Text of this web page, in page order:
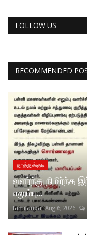
FOLLOW US
RECOMMENDED
தூத்துக்குடி
வளர்ந்து நிமிர்ந்த
எலும்பு...
tamilanda Aug 6, 2026